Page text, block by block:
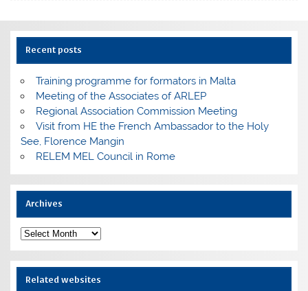
Recent posts
Training programme for formators in Malta
Meeting of the Associates of ARLEP
Regional Association Commission Meeting
Visit from HE the French Ambassador to the Holy
See, Florence Mangin
RELEM MEL Council in Rome
Archives
Archives
Related websites